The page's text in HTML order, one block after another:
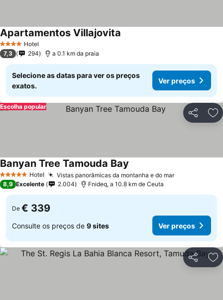
4 EstrelasHotel
Apartamentos Villajovita
7,3 294 a 0.1 km da praia
Selecione as datas para ver os preços
exatos.
Ver preços
Partilhar
Escolha popular
5 Estrelas Hotel Vistas panorâmicas da montanha e do mar
Banyan Tree Tamouda Bay
8,9 Excelente 2.004 Fnideq, a 10.8 km de Ceuta
De € 339
Consulte os preços de 9 sites Ver preços
Partilhar